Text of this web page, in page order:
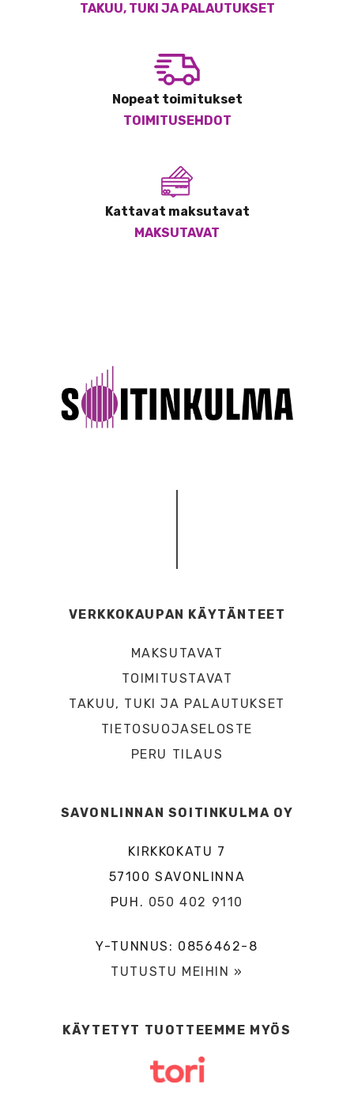
TAKUU, TUKI JA PALAUTUKSET
Nopeat toimitukset
TOIMITUSEHDOT
Kattavat maksutavat
MAKSUTAVAT
VERKKOKAUPAN KÄYTÄNTEET
MAKSUTAVAT
TOIMITUSTAVAT
TAKUU, TUKI JA PALAUTUKSET
TIETOSUOJASELOSTE
PERU TILAUS
SAVONLINNAN SOITINKULMA OY
KIRKKOKATU 7
57100 SAVONLINNA
PUH. 050 402 9110
Y-TUNNUS: 0856462-8
TUTUSTU MEIHIN »
KÄYTETYT TUOTTEEMME MYÖS